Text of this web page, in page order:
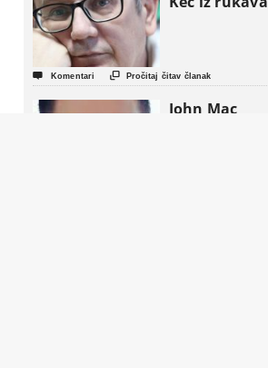
 Komentari  Pročitaj čitav članak
John Mac